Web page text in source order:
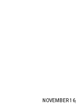
NOVEMBER